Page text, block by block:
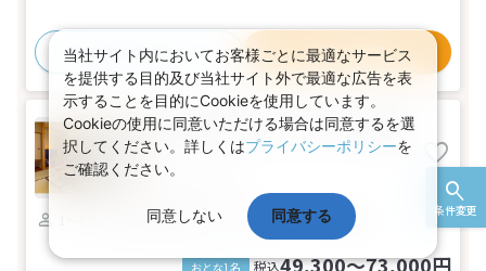
条件変更
おすすめポイント プラン詳細
【禁煙】和室（６名）(2名～6名1室)
和室（海側） バス トイレ 禁煙
おとな1名 税込49,300～73,000円
当社サイト内においてお客様ごとに最適なサービス
を提供する目的及び当社サイト外で最適な広告を表
示することを目的にCookieを使用しています。
Cookieの使用に同意いただける場合は同意するを選
択してください。詳しくはプライバシーポリシーを
ご確認ください。
同意しない 同意する